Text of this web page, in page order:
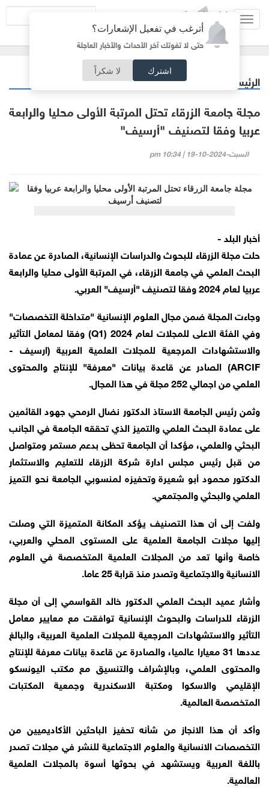
أترغب في تفعيل الإشعارات؟
حتى لا تفوتك آخر الأحداث والأخبار العاجلة
اشترك لا شكراً
الرئيسية
مجلة جامعة الزرقاء تحتل المرتبة الأولى محليا والرابعة
عربيا وفقا لتصنيف "أرسيف"
السبت-2024-10-19 | 10:34 pm
أخبار البلد -
حلت مجلة الزرقاء للبحوث والدراسات الإنسانية، الصادرة عن عمادة
البحث العلمي في جامعة الزرقاء، في المرتبة الأولى محليا والرابعة
عربيا لعام 2024 وفقا لتصنيف "أرسيف" العربي.
وجاءت المجلة ضمن مجال العلوم الإنسانية "متداخلة التخصصات"
وفي الفئة الاعلى للمجلات لعام 2024 (Q1) وفقا لمعامل التأثير
والاستشهادات المرجعية للمجلات العلمية العربية (ارسيف -
ARCIF) الصادر عن قاعدة بيانات "معرفة" للإنتاج والمحتوى
العلمي من اجمالي 252 مجلة في هذا المجال.
وثمن رئيس الجامعة الاستاذ الدكتور نضال الرمحي جهود القائمين
على عمادة البحث العلمي والتميز الذي تحققه الجامعة في الجانب
البحثي والعلمي، مؤكدا أن الجامعة تحظى بدعم مستمر ومتواصل
من قبل رئيس مجلس ادارة شركة الزرقاء للتعليم والاستثمار
الدكتور محمود أبو شعيرة وتحفيزه لمنسوبي الجامعة نحو التميز
العلمي والبحثي والمجتمعي.
ولفت إلى أن هذا التصنيف يؤكد المكانة المتميزة التي وصلت
إليها مجلات الجامعة العلمية على المستوى المحلي والعربي،
خاصة وأنها تعد من المجلات العلمية المتخصصة في العلوم
الانسانية والاجتماعية وتصدر منذ قرابة 25 عاما.
وأشار عميد البحث العلمي الدكتور خالد القواسمي إلى أن مجلة
الزرقاء للدراسات والبحوث الإنسانية توافقت مع معايير معامل
التأثير والاستشهادات المرجعية للمجلات العلمية العربية، والبالغ
عددها 31 معيارا عالميا، والصادرة عن قاعدة بيانات معرفة للإنتاج
والمحتوى العلمي، وبالإشراف والتنسيق مع مكتب اليونسكو
الإقليمي والاسكوا ومكتبة الاسكندرية وجمعية المكتبات
المتخصصة العالمية.
وأكد أن هذا الانجاز من شأنه تحفيز الباحثين الأكاديميين من
التخصصات الانسانية والعلوم الاجتماعية للنشر في مجلات تصدر
باللغة العربية ويستشهد في بحوثها أسوة بالمجلات العلمية
العالمية.